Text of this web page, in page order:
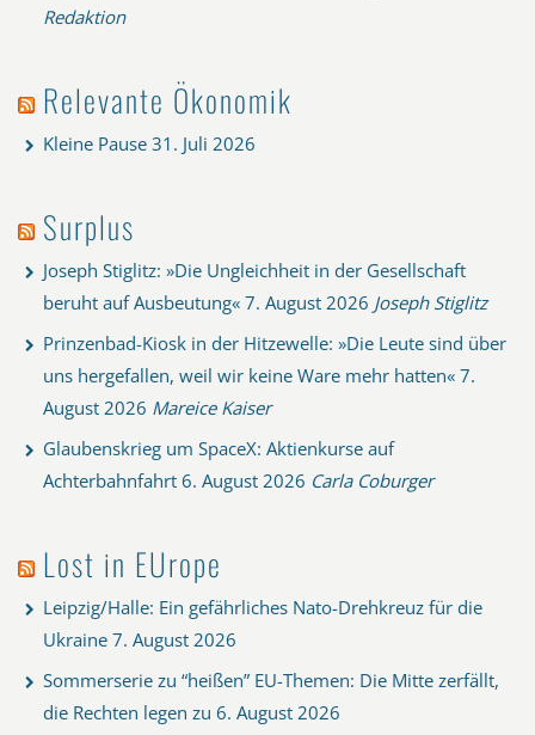
Redaktion
Relevante Ökonomik
Kleine Pause 31. Juli 2026
Surplus
Joseph Stiglitz: »Die Ungleichheit in der Gesellschaft
beruht auf Ausbeutung« 7. August 2026 Joseph Stiglitz
Prinzenbad-Kiosk in der Hitzewelle: »Die Leute sind über
uns hergefallen, weil wir keine Ware mehr hatten« 7.
August 2026 Mareice Kaiser
Glaubenskrieg um SpaceX: Aktienkurse auf
Achterbahnfahrt 6. August 2026 Carla Coburger
Lost in EUrope
Leipzig/Halle: Ein gefährliches Nato-Drehkreuz für die
Ukraine 7. August 2026
Sommerserie zu “heißen” EU-Themen: Die Mitte zerfällt,
die Rechten legen zu 6. August 2026